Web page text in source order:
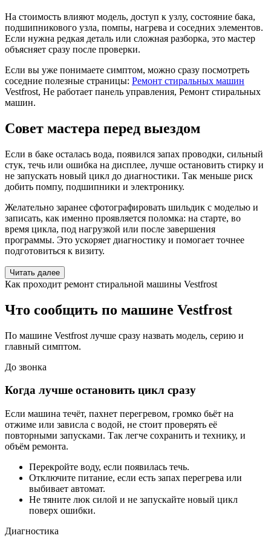
На стоимость влияют модель, доступ к узлу, состояние бака,
подшипникового узла, помпы, нагрева и соседних элементов.
Если нужна редкая деталь или сложная разборка, это мастер
объясняет сразу после проверки.
Если вы уже понимаете симптом, можно сразу посмотреть
соседние полезные страницы: Ремонт стиральных машин
Vestfrost, Не работает панель управления, Ремонт стиральных
машин.
Совет мастера перед выездом
Если в баке осталась вода, появился запах проводки, сильный
стук, течь или ошибка на дисплее, лучше остановить стирку и
не запускать новый цикл до диагностики. Так меньше риск
добить помпу, подшипники и электронику.
Желательно заранее сфотографировать шильдик с моделью и
записать, как именно проявляется поломка: на старте, во
время цикла, под нагрузкой или после завершения
программы. Это ускоряет диагностику и помогает точнее
подготовиться к визиту.
Читать далее
Как проходит ремонт стиральной машины Vestfrost
Что сообщить по машине Vestfrost
По машине Vestfrost лучше сразу назвать модель, серию и
главный симптом.
До звонка
Когда лучше остановить цикл сразу
Если машина течёт, пахнет перегревом, громко бьёт на
отжиме или зависла с водой, не стоит проверять её
повторными запусками. Так легче сохранить и технику, и
объём ремонта.
Перекройте воду, если появилась течь.
Отключите питание, если есть запах перегрева или
выбивает автомат.
Не тяните люк силой и не запускайте новый цикл
поверх ошибки.
Диагностика